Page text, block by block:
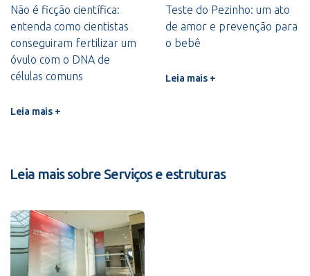
Não é ficção científica:
entenda como cientistas
conseguiram fertilizar um
óvulo com o DNA de
células comuns
Leia mais +
Teste do Pezinho: um ato
de amor e prevenção para
o bebê
Leia mais +
Leia mais sobre Serviços e estruturas